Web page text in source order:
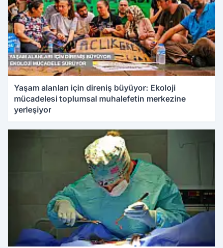
Yaşam alanları için direniş büyüyor: Ekoloji
mücadelesi toplumsal muhalefetin merkezine
yerleşiyor